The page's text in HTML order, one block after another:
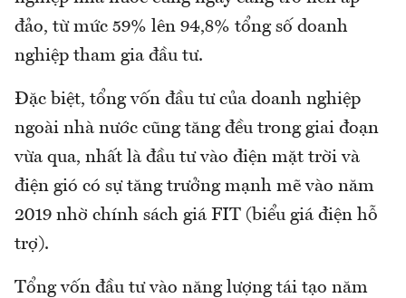
đảo, từ mức 59% lên 94,8% tổng số doanh
nghiệp tham gia đầu tư.
Đặc biệt, tổng vốn đầu tư của doanh nghiệp
ngoài nhà nước cũng tăng đều trong giai đoạn
vừa qua, nhất là đầu tư vào điện mặt trời và
điện gió có sự tăng trưởng mạnh mẽ vào năm
2019 nhờ chính sách giá FIT (biểu giá điện hỗ
trợ).
Tổng vốn đầu tư vào năng lượng tái tạo năm